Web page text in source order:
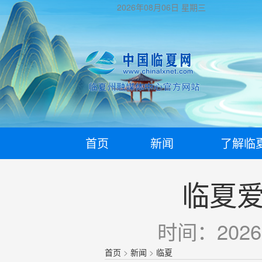
2026年08月06日 星期三
首页 新闻 了解临
临夏
时间：
首页 >新闻 > 临夏